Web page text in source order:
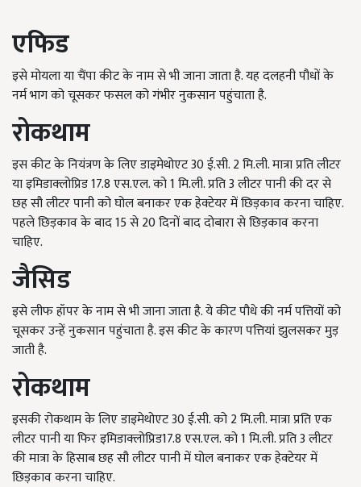
एफिड
इसे मोयला या चैंपा कीट के नाम से भी जाना जाता है. यह दलहनी पौधों के
नर्म भाग को चूसकर फसल को गंभीर नुकसान पहुंचाता है.
रोकथाम
इस कीट के नियंत्रण के लिए डाइमेथोएट 30 ई.सी. 2 मि.ली. मात्रा प्रति लीटर
या इमिडाक्लोप्रिड 17.8 एस.एल. को 1 मि.ली. प्रति 3 लीटर पानी की दर से
छह सौ लीटर पानी को घोल बनाकर एक हेक्टेयर में छिड़काव करना चाहिए.
पहले छिड़काव के बाद 15 से 20 दिनों बाद दोबारा से छिड़काव करना
चाहिए.
जैसिड
इसे लीफ हॉपर के नाम से भी जाना जाता है. ये कीट पौधे की नर्म पत्तियों को
चूसकर उन्हें नुकसान पहुंचाता है. इस कीट के कारण पत्तियां झुलसकर मुड़
जाती है.
रोकथाम
इसकी रोकथाम के लिए डाइमेथोएट 30 ई.सी. को 2 मि.ली. मात्रा प्रति एक
लीटर पानी या फिर इमिडाक्लोप्रिड17.8 एस.एल. को 1 मि.ली. प्रति 3 लीटर
की मात्रा के हिसाब छह सौ लीटर पानी में घोल बनाकर एक हेक्टेयर में
छिड़काव करना चाहिए.